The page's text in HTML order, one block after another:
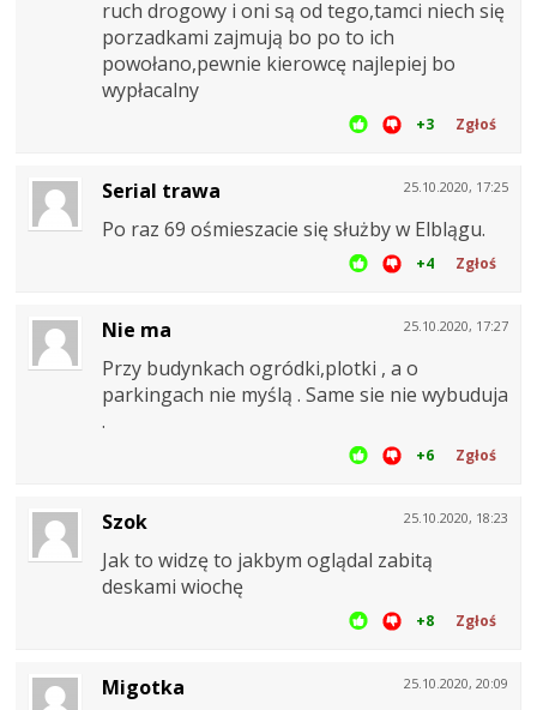
ruch drogowy i oni są od tego,tamci niech się
porzadkami zajmują bo po to ich
powołano,pewnie kierowcę najlepiej bo
wypłacalny
+3 Zgłoś
25.10.2020, 17:25
Serial trawa
Po raz 69 ośmieszacie się służby w Elblągu.
+4 Zgłoś
25.10.2020, 17:27
Nie ma
Przy budynkach ogródki,plotki , a o
parkingach nie myślą . Same sie nie wybuduja
.
+6 Zgłoś
25.10.2020, 18:23
Szok
Jak to widzę to jakbym oglądal zabitą
deskami wiochę
+8 Zgłoś
25.10.2020, 20:09
Migotka